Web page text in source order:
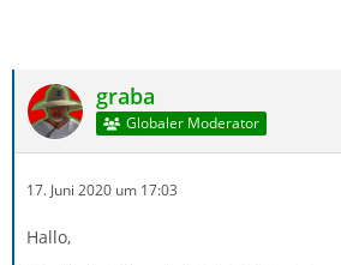
graba
Globaler Moderator
17. Juni 2020 um 17:03
Hallo,